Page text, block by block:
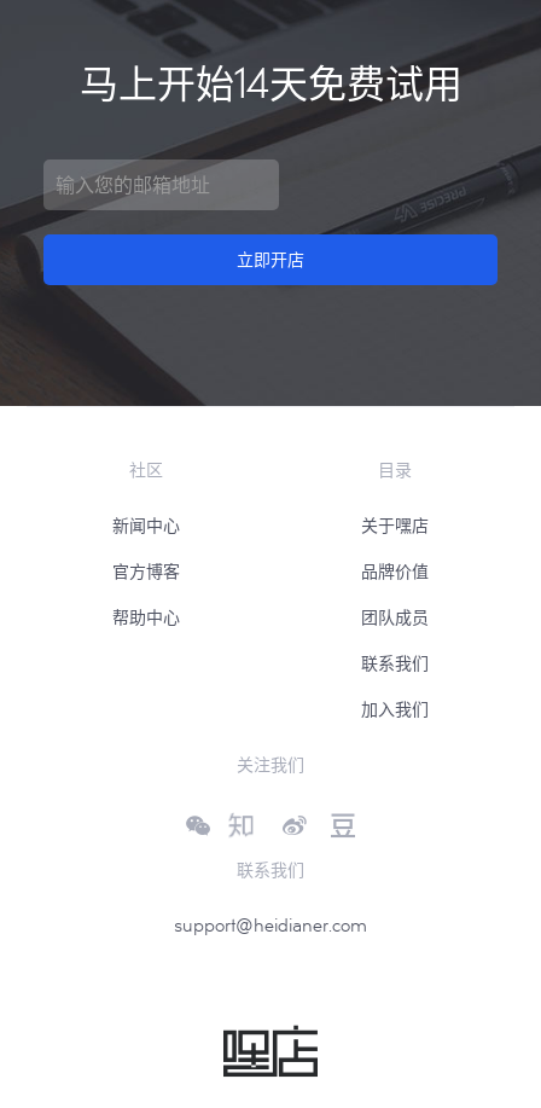
马上开始14天免费试用
立即开店
社区
新闻中心
官方博客
帮助中心
目录
关于嘿店
品牌价值
团队成员
联系我们
加入我们
关注我们
联系我们
support@heidianer.com